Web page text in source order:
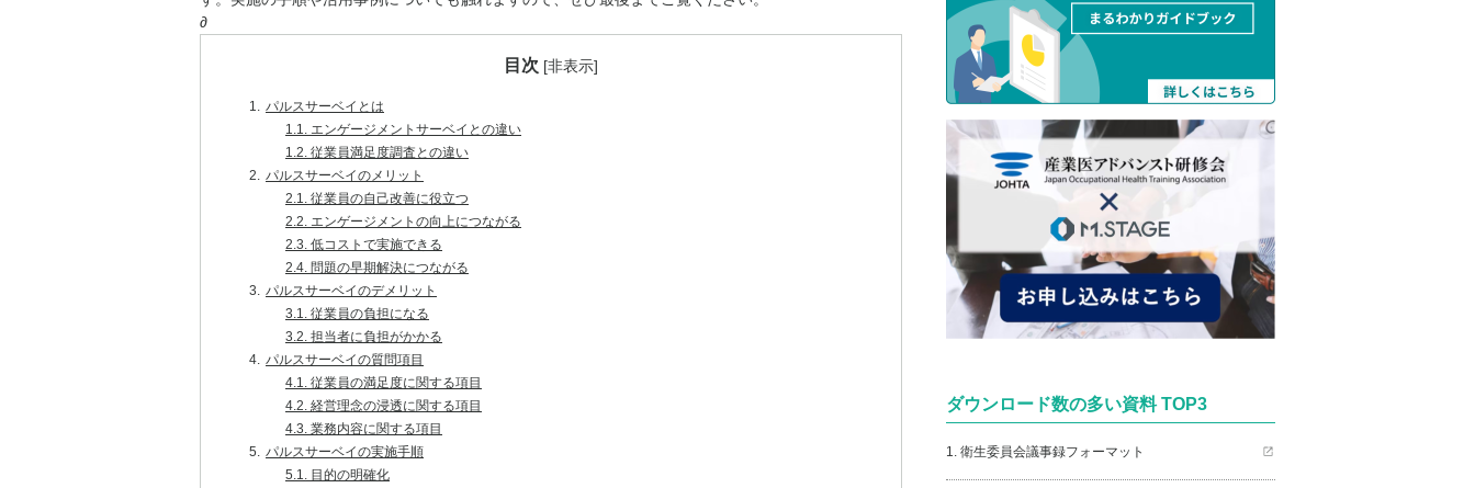
∂
目次 [非表示]
1. パルスサーベイとは
1.1. エンゲージメントサーベイとの違い
1.2. 従業員満足度調査との違い
2. パルスサーベイのメリット
2.1. 従業員の自己改善に役立つ
2.2. エンゲージメントの向上につながる
2.3. 低コストで実施できる
2.4. 問題の早期解決につながる
3. パルスサーベイのデメリット
3.1. 従業員の負担になる
3.2. 担当者に負担がかかる
4. パルスサーベイの質問項目
4.1. 従業員の満足度に関する項目
4.2. 経営理念の浸透に関する項目
4.3. 業務内容に関する項目
5. パルスサーベイの実施手順
5.1. 目的の明確化
ダウンロード数の多い資料 TOP3
1. 衛生委員会議事録フォーマット